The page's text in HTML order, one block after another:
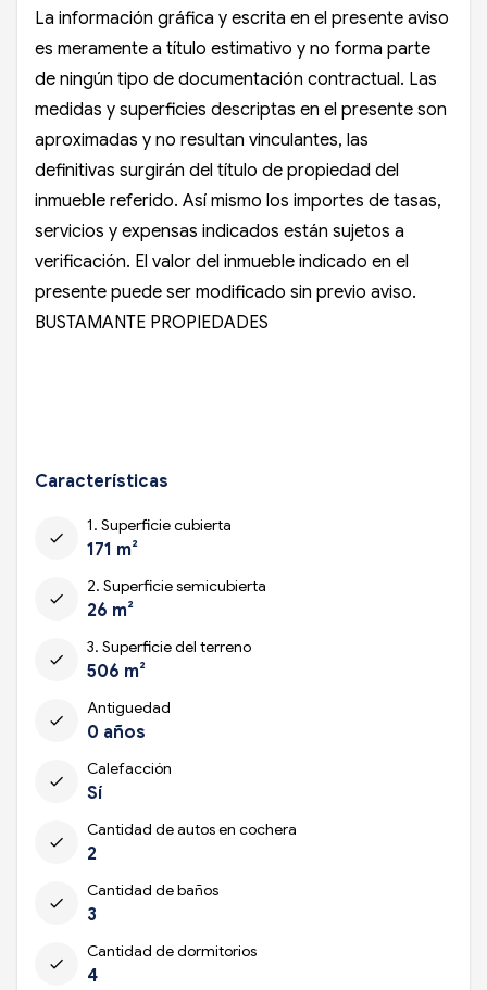
La información gráfica y escrita en el presente aviso
es meramente a título estimativo y no forma parte
de ningún tipo de documentación contractual. Las
medidas y superficies descriptas en el presente son
aproximadas y no resultan vinculantes, las
definitivas surgirán del título de propiedad del
inmueble referido. Así mismo los importes de tasas,
servicios y expensas indicados están sujetos a
verificación. El valor del inmueble indicado en el
presente puede ser modificado sin previo aviso.
BUSTAMANTE PROPIEDADES
Características
check
1. Superficie cubierta
171 m²
check
2. Superficie semicubierta
26 m²
check
3. Superficie del terreno
506 m²
check
Antiguedad
0 años
check
Calefacción
Sí
check
Cantidad de autos en cochera
2
check
Cantidad de baños
3
check
Cantidad de dormitorios
4